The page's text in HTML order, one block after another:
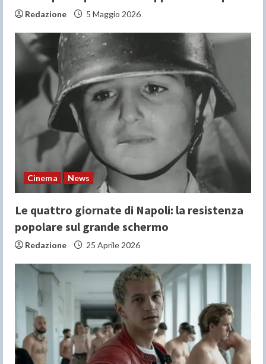
Redazione 5 Maggio 2026
Cinema News
Le quattro giornate di Napoli: la resistenza
popolare sul grande schermo
Redazione 25 Aprile 2026